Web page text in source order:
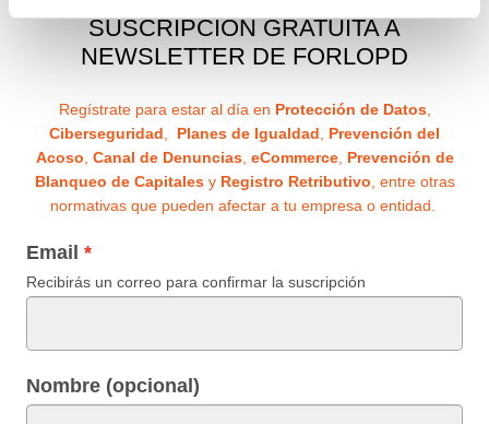
SUSCRIPCIÓN GRATUITA A
NEWSLETTER DE FORLOPD
Regístrate para estar al día en Protección de Datos,
Ciberseguridad
Planes de Igualdad
Prevención del
Acoso Canal de Denuncias, eCommerce, Prevención de
Blanqueo de Capitalesy Registro Retributivo , entre otras
normativas que pueden afectar a tu empresa o entidad.
Email
Recibirás un correo para confirmar la suscripción
Nombre (opcional)